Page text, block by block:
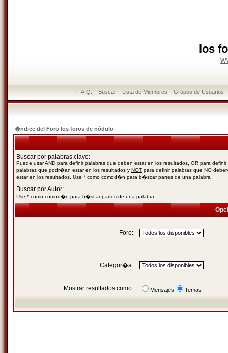
los
F.A.Q. Buscar Lista de Miembros Grupos de Usuarios
�ndice del Foro los foros de nódulo
Buscar por palabras clave:
Puede usarAND para definir palabras que deben estar en los resultados, OR para definir
palabras que podr�an estar en los resultados y NOT para definir palabras que NO
estar en los resultados. Use * como comod�n para b�scar partes de una palabra
Buscar por Autor:
Use * como comod�n para b�scar partes de una palabra
Foro:
Categor�a:
Mostrar resultados como: Mensajes Temas